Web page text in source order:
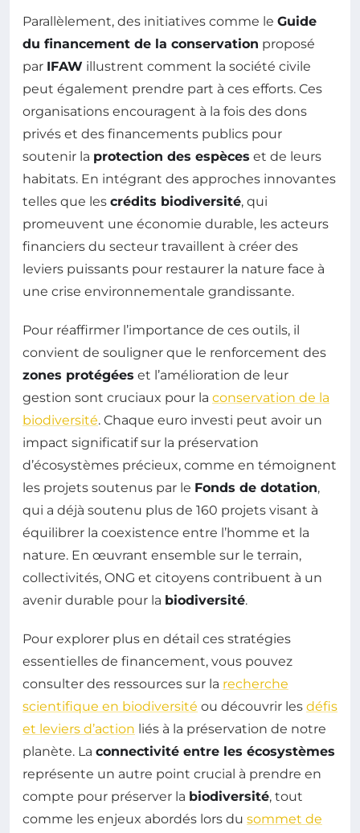
Parallèlement, des initiatives comme le Guide
du financement de la conservation proposé
par IFAW illustrent comment la société civile
peut également prendre part à ces efforts. Ces
organisations encouragent à la fois des dons
privés et des financements publics pour
soutenir la protection des espèces et de leurs
habitats. En intégrant des approches innovantes
telles que les crédits biodiversité, qui
promeuvent une économie durable, les acteurs
financiers du secteur travaillent à créer des
leviers puissants pour restaurer la nature face à
une crise environnementale grandissante.
Pour réaffirmer l’importance de ces outils, il
convient de souligner que le renforcement des
zones protégées et l’amélioration de leur
gestion sont cruciaux pour la conservation de la
biodiversité. Chaque euro investi peut avoir un
impact significatif sur la préservation
d’écosystèmes précieux, comme en témoignent
les projets soutenus par le Fonds de dotation,
qui a déjà soutenu plus de 160 projets visant à
équilibrer la coexistence entre l’homme et la
nature. En œuvrant ensemble sur le terrain,
collectivités, ONG et citoyens contribuent à un
avenir durable pour la biodiversité.
Pour explorer plus en détail ces stratégies
essentielles de financement, vous pouvez
consulter des ressources sur la recherche
scientifique en biodiversité ou découvrir les défis
et leviers d’action liés à la préservation de notre
planète. La connectivité entre les écosystèmes
représente un autre point crucial à prendre en
compte pour préserver la biodiversité, tout
comme les enjeux abordés lors du sommet de